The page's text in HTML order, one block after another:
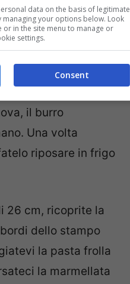
occorre innanzitutto
farina a fontana,
il burro
Una volta
riposare in frigo
26 cm, ricoprite la
dello stampo
la pasta frolla
la marmellata
data on the basis of legitimate
your options below. Look
in the site menu to manage or
settings.
Consent